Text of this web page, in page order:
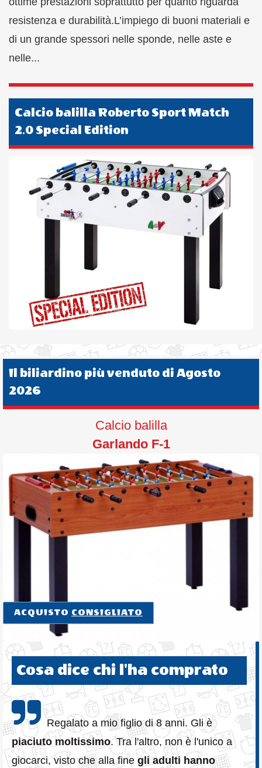
resistenza e durabilità.L’impiego di buoni materiali e
di un grande spessori nelle sponde, nelle aste e
nelle...
Calcio balilla Roberto Sport Match
2.0 Special Edition
Il biliardino più venduto di Agosto
2026
Calcio balilla
Garlando F-1
ACQUISTO CONSIGLIATO
Cosa dice chi l'ha comprato
Regalato a mio figlio di 8 anni. Gli è
piaciuto moltissimo. Tra l'altro, non è l'unico a
giocarci, visto che alla finegli adulti hanno